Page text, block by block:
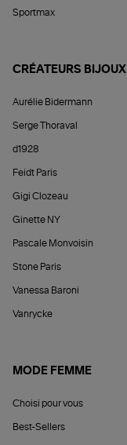
Sportmax
CRÉATEURS BIJOUX
Aurélie Bidermann
Serge Thoraval
d1928
Feidt Paris
Gigi Clozeau
Ginette NY
Pascale Monvoisin
Stone Paris
Vanessa Baroni
Vanrycke
MODE FEMME
Choisi pour vous
Best-Sellers